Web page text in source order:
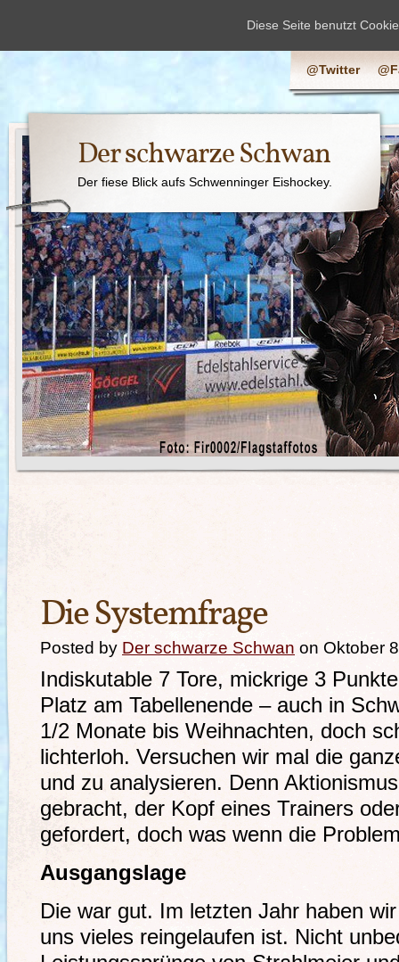
@Twitter
Der schwarze Schwan
Der fiese Blick aufs Schwenninger Eishockey.
Die Systemfrage
Posted by Der schwarze Schwan on Oktober
Indiskutable 7 Tore, mickrige 3
Platz am Tabellenende – auch in
1/2 Monate bis Weihnachten, doch
lichterloh. Versuchen wir mal die
und zu analysieren. Denn
gebracht, der Kopf eines Trainers
gefordert, doch was wenn die
Ausgangslage
Die war gut. Im letzten Jahr haben
uns vieles reingelaufen ist. Nicht
Diese Seite benutzt